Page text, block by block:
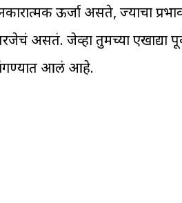
ऊर्जा असते, ज्याचा
असतं. जेव्हा तुमच्या एखाद्या
सांगण्यात आलं आहे.